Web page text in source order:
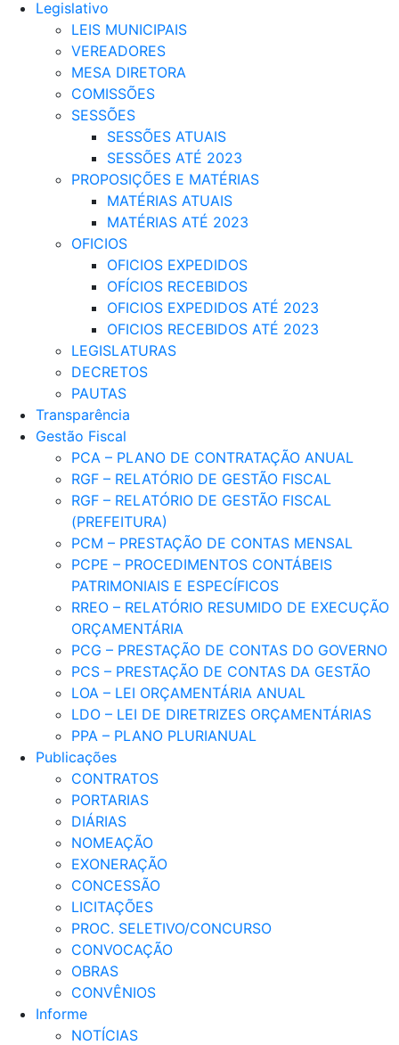
Legislativo
LEIS MUNICIPAIS
VEREADORES
MESA DIRETORA
COMISSÕES
SESSÕES
SESSÕES ATUAIS
SESSÕES ATÉ 2023
PROPOSIÇÕES E MATÉRIAS
MATÉRIAS ATUAIS
MATÉRIAS ATÉ 2023
OFICIOS
OFICIOS EXPEDIDOS
OFÍCIOS RECEBIDOS
OFICIOS EXPEDIDOS ATÉ 2023
OFICIOS RECEBIDOS ATÉ 2023
LEGISLATURAS
DECRETOS
PAUTAS
Transparência
Gestão Fiscal
PCA – PLANO DE CONTRATAÇÃO ANUAL
RGF – RELATÓRIO DE GESTÃO FISCAL
RGF – RELATÓRIO DE GESTÃO FISCAL
(PREFEITURA)
PCM – PRESTAÇÃO DE CONTAS MENSAL
PCPE – PROCEDIMENTOS CONTÁBEIS
PATRIMONIAIS E ESPECÍFICOS
RREO – RELATÓRIO RESUMIDO DE EXECUÇÃO
ORÇAMENTÁRIA
PCG – PRESTAÇÃO DE CONTAS DO GOVERNO
PCS – PRESTAÇÃO DE CONTAS DA GESTÃO
LOA – LEI ORÇAMENTÁRIA ANUAL
LDO – LEI DE DIRETRIZES ORÇAMENTÁRIAS
PPA – PLANO PLURIANUAL
Publicações
CONTRATOS
PORTARIAS
DIÁRIAS
NOMEAÇÃO
EXONERAÇÃO
CONCESSÃO
LICITAÇÕES
PROC. SELETIVO/CONCURSO
CONVOCAÇÃO
OBRAS
CONVÊNIOS
Informe
NOTÍCIAS